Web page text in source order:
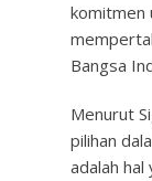
komitmen
Bangsa
Menurut
pilihan
adalah hal